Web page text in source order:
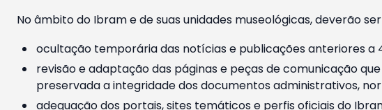
No âmbito do Ibram e de suas unidades museológicas, deverão
ocultação temporária das notícias e publicações anteriores a
revisão e adaptação das páginas e peças de comunicação
preservada a integridade dos documentos administrativos,
adequação dos portais, sites temáticos e perfis oficiais do